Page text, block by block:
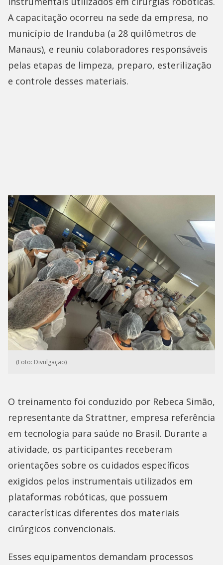
A capacitação ocorreu na sede da empresa, no
município de Iranduba (a 28 quilômetros de
Manaus), e reuniu colaboradores responsáveis
pelas etapas de limpeza, preparo, esterilização
e controle desses materiais.
(Foto: Divulgação)
O treinamento foi conduzido por Rebeca Simão,
representante da Strattner, empresa referência
em tecnologia para saúde no Brasil. Durante a
atividade, os participantes receberam
orientações sobre os cuidados específicos
exigidos pelos instrumentais utilizados em
plataformas robóticas, que possuem
características diferentes dos materiais
cirúrgicos convencionais.
Esses equipamentos demandam processos